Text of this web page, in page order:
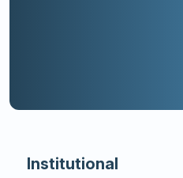
Institutional